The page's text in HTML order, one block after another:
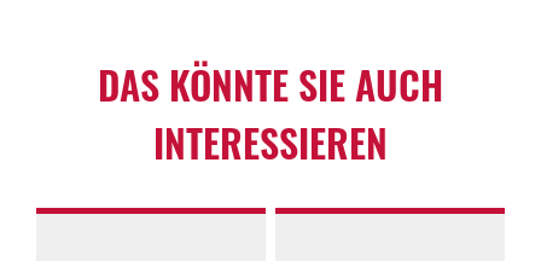
DAS KÖNNTE SIE AUCH
INTERESSIEREN